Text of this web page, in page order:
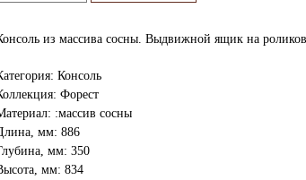
из массива сосны. Выдвижной ящик на
Консоль
Форест
:массив сосны
мм: 886
мм: 350
мм: 834